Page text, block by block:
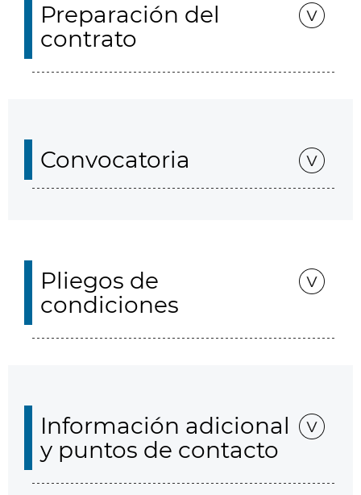
Preparación del
contrato
Convocatoria
Pliegos de
condiciones
Información adicional
y puntos de contacto